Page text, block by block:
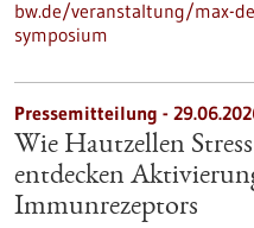
bw.de/veranstaltung/max-
symposium
Pressemitteilung -
Wie Hautzellen
entdecken
Immunrezeptors